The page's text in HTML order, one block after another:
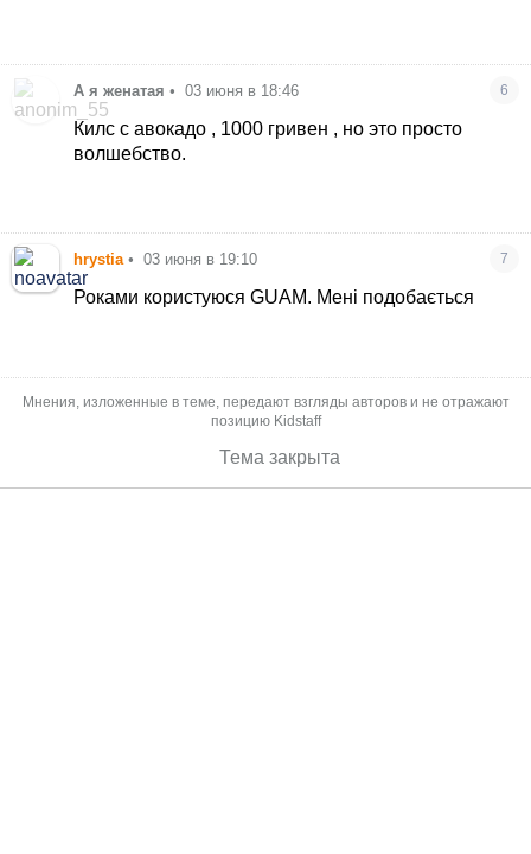
А я женатая • 03 июня в 18:46 6
Килс с авокадо , 1000 гривен , но это просто
волшебство.
hrystia • 03 июня в 19:10 7
Роками користуюся GUAM. Мені подобається
Мнения, изложенные в теме, передают взгляды авторов и не отражают
позицию Kidstaff
Тема закрыта